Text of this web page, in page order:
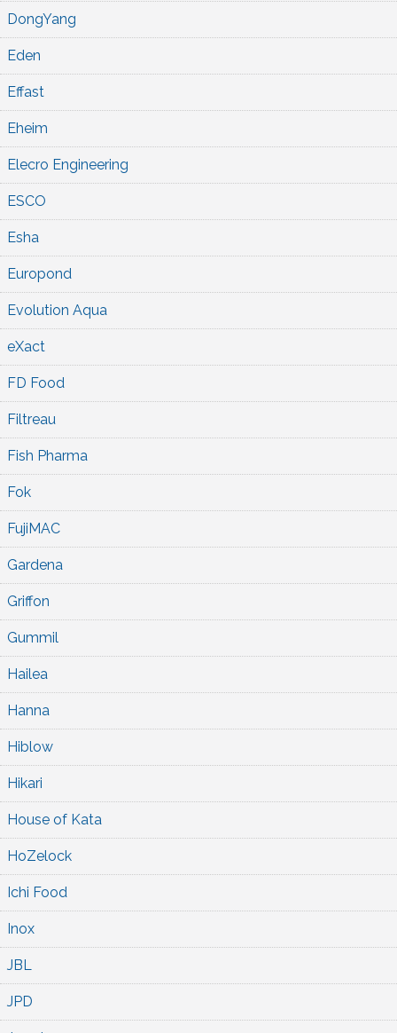
DongYang
Eden
Effast
Eheim
Elecro Engineering
ESCO
Esha
Europond
Evolution Aqua
eXact
FD Food
Filtreau
Fish Pharma
Fok
FujiMAC
Gardena
Griffon
Gummil
Hailea
Hanna
Hiblow
Hikari
House of Kata
HoZelock
Ichi Food
Inox
JBL
JPD